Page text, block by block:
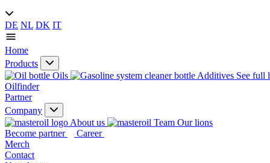
DE NL DK IT
Home
Products
Oils
Additives See full
Oilfinder
Partner
Company
About us
Our lions
Become partner
Career
Merch
Contact